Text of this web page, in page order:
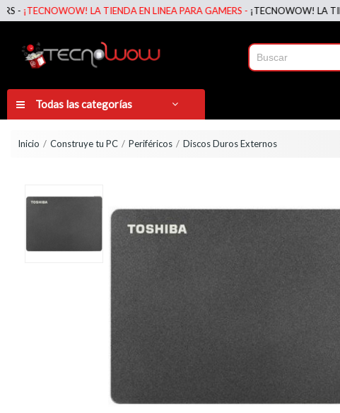
LA TIENDA EN LINEA PARA GAMERS -¡TECNOWOW! LA
Todas las categorías
Inicio Construye tu PC Periféricos Discos Duros Externos